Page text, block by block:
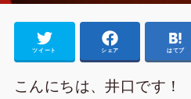
ツイート シェア はてブ
こんにちは、井口です！